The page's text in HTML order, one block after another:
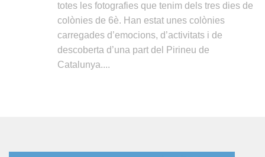
totes les fotografies que tenim dels tres dies de
colònies de 6è. Han estat unes colònies
carregades d’emocions, d’activitats i de
descoberta d’una part del Pirineu de
Catalunya....